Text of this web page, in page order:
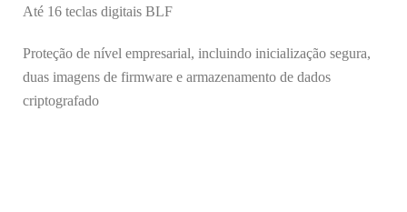
Até 16 teclas digitais BLF
Proteção de nível empresarial, incluindo inicialização segura,
duas imagens de firmware e armazenamento de dados
criptografado